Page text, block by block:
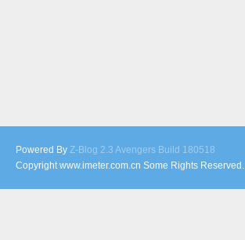
Powered By Z-Blog 2.3 Avengers Build 180518
Copyright www.imeter.com.cn Some Rights Reserved.